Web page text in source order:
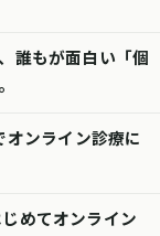
誰もが面白い「個
ンライン診療に
めてオンライン